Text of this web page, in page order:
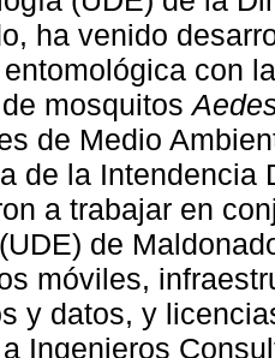
ha venido
con
mosquitos
de Medio
de la Intendencia
a trabajar en
de
móviles,
y datos, y
Ingenieros